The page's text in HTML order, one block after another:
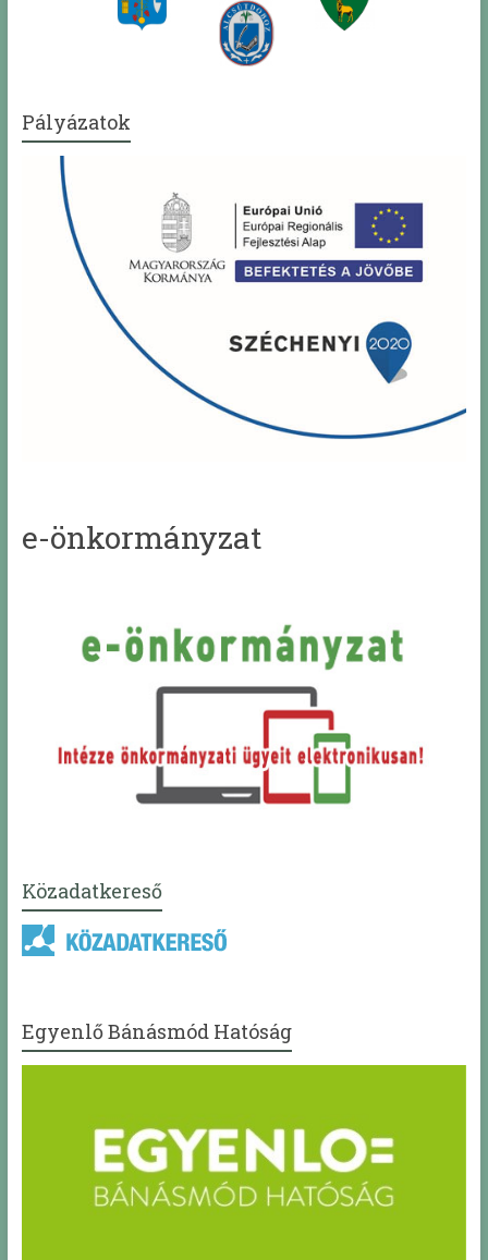
Pályázatok
e-önkormányzat
Közadatkereső
Egyenlő Bánásmód Hatóság